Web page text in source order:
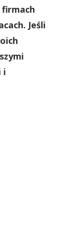
firmach
Jeśli
i